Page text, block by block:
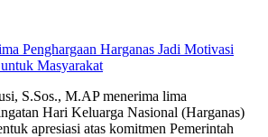
Penghargaan Harganas Jadi Motivasi
Masyarakat
S.Sos., M.AP menerima lima
Hari Keluarga Nasional (Harganas)
apresiasi atas komitmen Pemerintah